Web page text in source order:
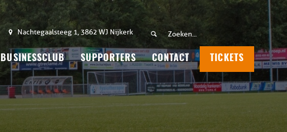
Nachtegaalsteeg 1, 3862 WJ Nijkerk
BUSINESSCLUB SUPPORTERS CONTACT TICKETS